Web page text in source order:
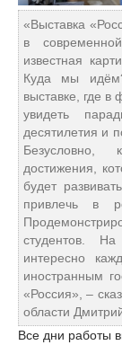
«Выставка
в
известная
Куда мы
выставке, где
увидеть
десятилетия и
Безусловно,
достижения,
будет
привлечь в
студентов.
интересно
иностранным
«Россия», –
области
Все дни работы